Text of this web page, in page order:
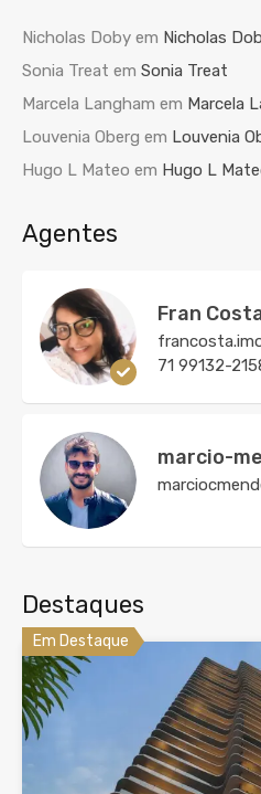
Nicholas Doby em Nicholas
Sonia Treat em Sonia Treat
Marcela Langham em Marcela
Louvenia Oberg em Louvenia
Hugo L Mateo em Hugo L
Agentes
Fran
71 99132-
marcio-
Destaques
Em Destaque